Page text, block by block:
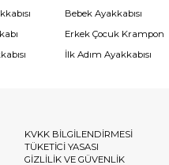
Bebek Ayakkabısı
Erkek Çocuk Krampon
İlk Adım Ayakkabısı
KVKK BİLGİLENDİRMESİ
TÜKETİCİ YASASI
GİZLİLİK VE GÜVENLİK